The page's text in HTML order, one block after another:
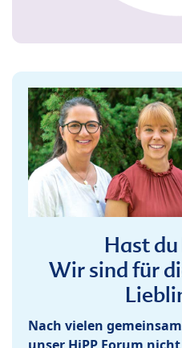
Hast du
Wir sind für
Nach vielen